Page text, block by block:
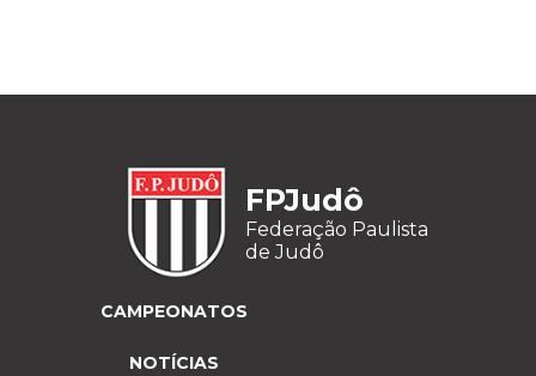
FPJudô
Federação Paulista
de Judô
CAMPEONATOS
NOTÍCIAS